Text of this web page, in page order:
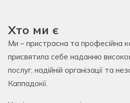
Хто ми є
Ми – пристрасна та професійна
присвятила себе наданню
послуг, надійній організації та
Каппадокії.